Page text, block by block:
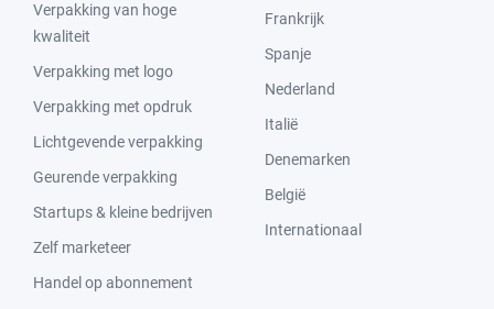
Verpakking van hoge
kwaliteit
Verpakking met logo
Verpakking met opdruk
Lichtgevende verpakking
Geurende verpakking
Startups & kleine bedrijven
Zelf marketeer
Handel op abonnement
Frankrijk
Spanje
Nederland
Italië
Denemarken
België
Internationaal